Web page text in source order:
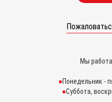
Мы
Понедельник -
Суббота,